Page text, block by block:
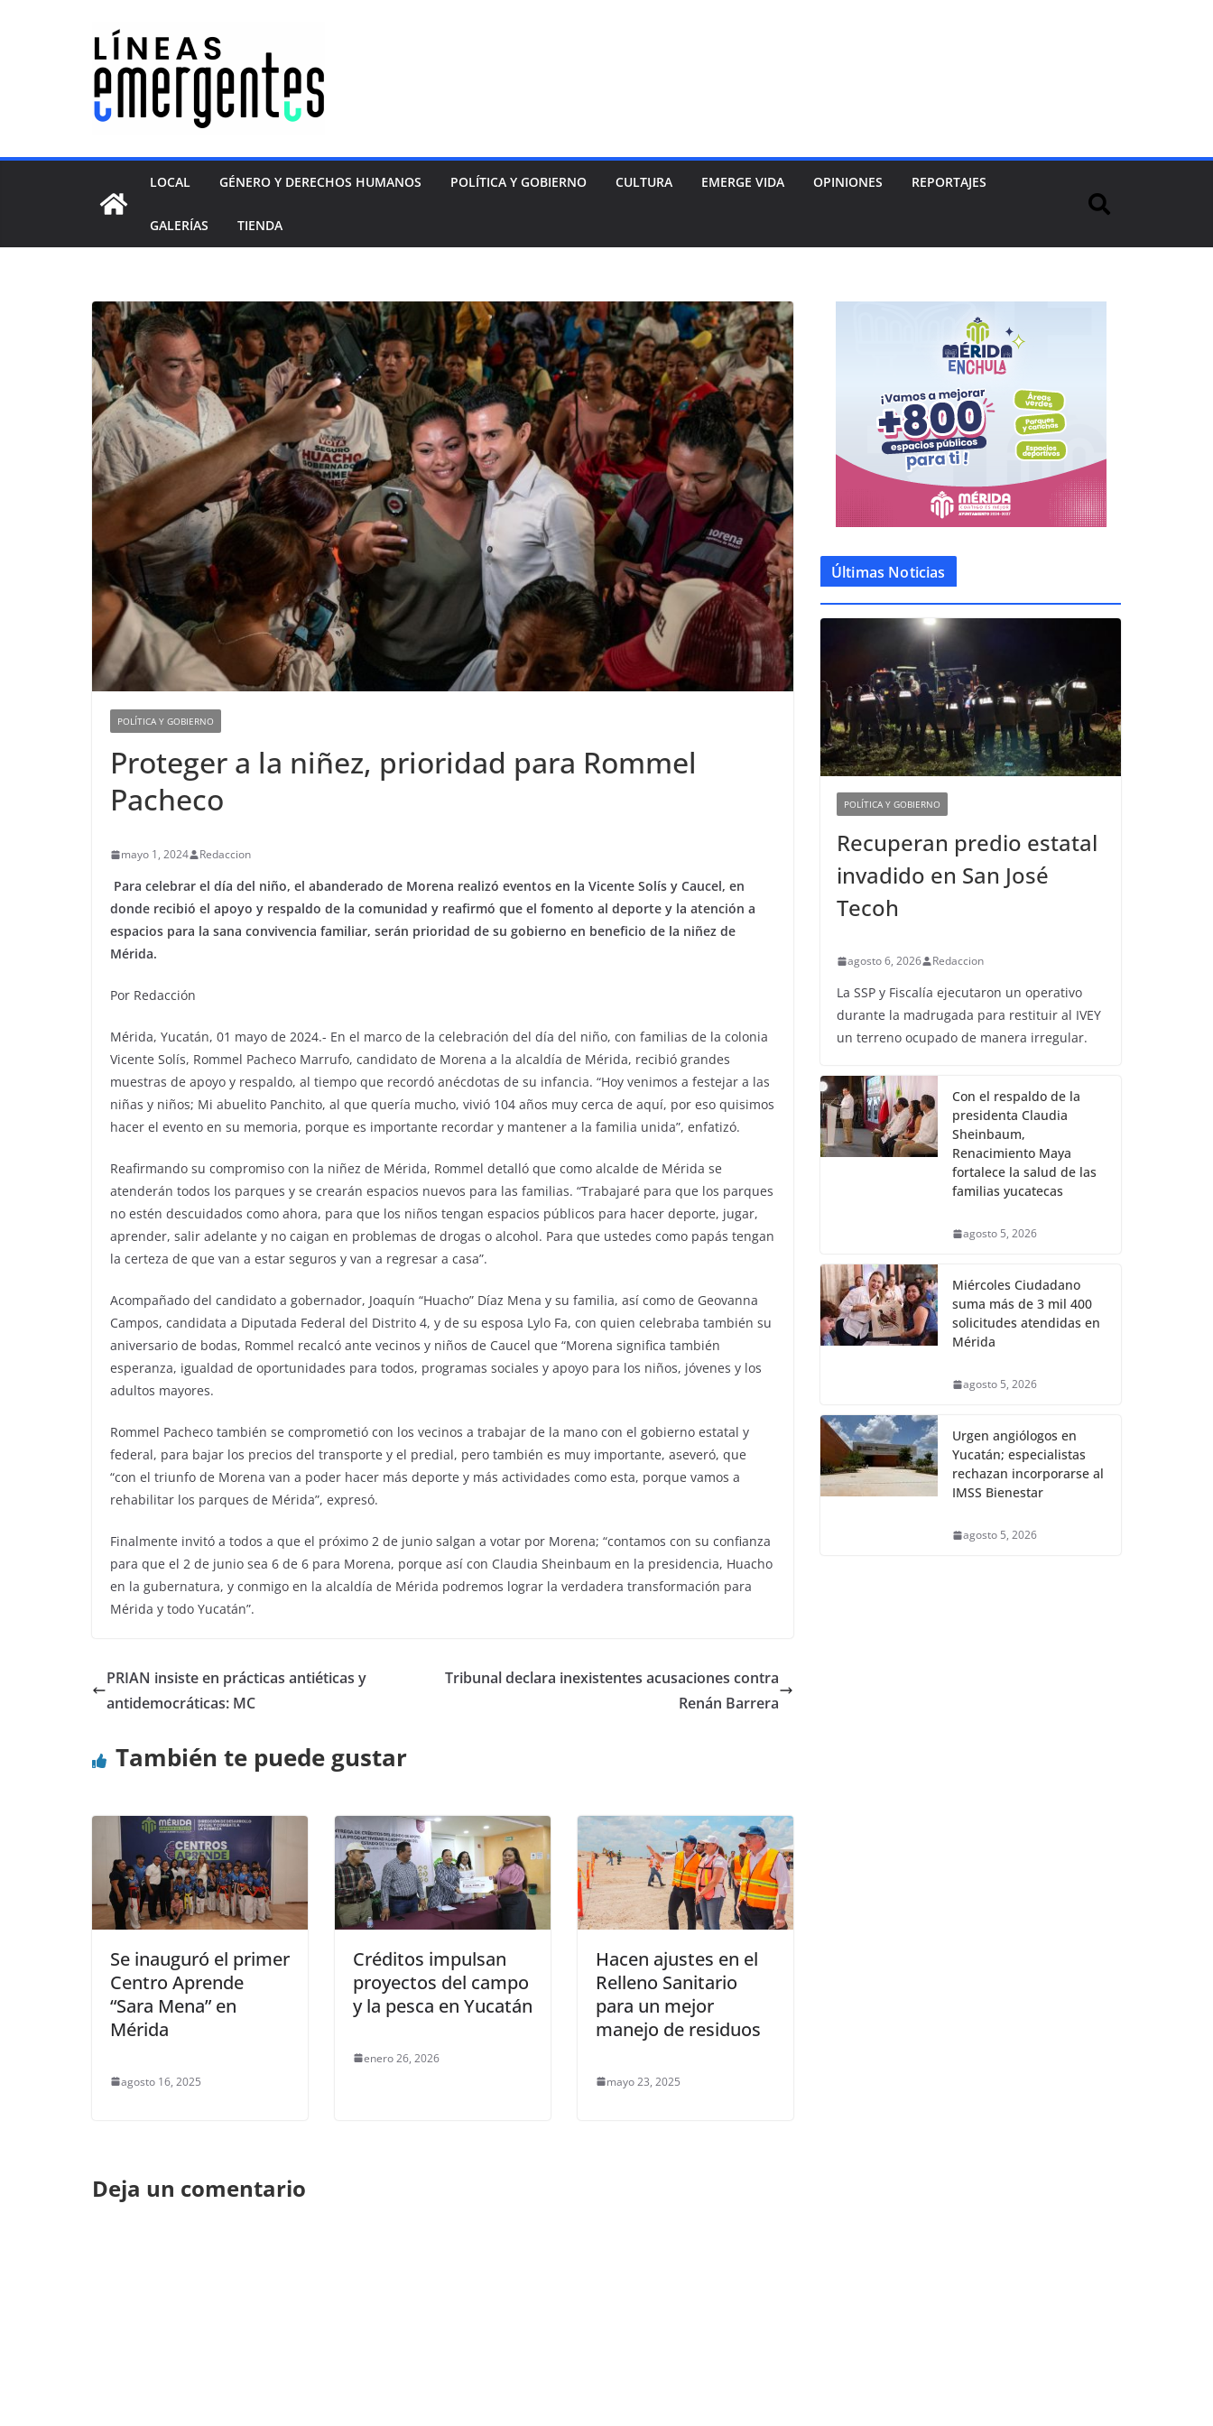
LOCAL GÉNERO Y DERECHOS HUMANOS POLÍTICA Y GOBIERNO CULTURA EMERGE VIDA OPINIONES REPORTAJES
GALERÍAS TIENDA
POLÍTICA Y GOBIERNO
Proteger a la niñez, prioridad para Rommel
Pacheco
mayo 1, 2024 Redaccion
Para celebrar el día del niño, el abanderado de Morena realizó eventos en la Vicente Solís y Caucel, en
donde recibió el apoyo y respaldo de la comunidad y reafirmó que el fomento al deporte y la atención a
espacios para la sana convivencia familiar, serán prioridad de su gobierno en beneficio de la niñez de
Mérida.
Por Redacción
Mérida, Yucatán, 01 mayo de 2024.- En el marco de la celebración del día del niño, con familias de la colonia
Vicente Solís, Rommel Pacheco Marrufo, candidato de Morena a la alcaldía de Mérida, recibió grandes
muestras de apoyo y respaldo, al tiempo que recordó anécdotas de su infancia. “Hoy venimos a festejar a las
niñas y niños; Mi abuelito Panchito, al que quería mucho, vivió 104 años muy cerca de aquí, por eso quisimos
hacer el evento en su memoria, porque es importante recordar y mantener a la familia unida”, enfatizó.
Reafirmando su compromiso con la niñez de Mérida, Rommel detalló que como alcalde de Mérida se
atenderán todos los parques y se crearán espacios nuevos para las familias. “Trabajaré para que los parques
no estén descuidados como ahora, para que los niños tengan espacios públicos para hacer deporte, jugar,
aprender, salir adelante y no caigan en problemas de drogas o alcohol. Para que ustedes como papás tengan
la certeza de que van a estar seguros y van a regresar a casa”.
Acompañado del candidato a gobernador, Joaquín “Huacho” Díaz Mena y su familia, así como de Geovanna
Campos, candidata a Diputada Federal del Distrito 4, y de su esposa Lylo Fa, con quien celebraba también su
aniversario de bodas, Rommel recalcó ante vecinos y niños de Caucel que “Morena significa también
esperanza, igualdad de oportunidades para todos, programas sociales y apoyo para los niños, jóvenes y los
adultos mayores.
Rommel Pacheco también se comprometió con los vecinos a trabajar de la mano con el gobierno estatal y
federal, para bajar los precios del transporte y el predial, pero también es muy importante, aseveró, que
“con el triunfo de Morena van a poder hacer más deporte y más actividades como esta, porque vamos a
rehabilitar los parques de Mérida”, expresó.
Finalmente invitó a todos a que el próximo 2 de junio salgan a votar por Morena; “contamos con su confianza
para que el 2 de junio sea 6 de 6 para Morena, porque así con Claudia Sheinbaum en la presidencia, Huacho
en la gubernatura, y conmigo en la alcaldía de Mérida podremos lograr la verdadera transformación para
Mérida y todo Yucatán”.
PRIAN insiste en prácticas antiéticas y
antidemocráticas: MC
Tribunal declara inexistentes acusaciones contra
Renán Barrera
También te puede gustar
Se inauguró el primer
Centro Aprende
“Sara Mena” en
Mérida
agosto 16, 2025
Créditos impulsan
proyectos del campo
y la pesca en Yucatán
enero 26, 2026
Hacen ajustes en el
Relleno Sanitario
para un mejor
manejo de residuos
mayo 23, 2025
Deja un comentario
Últimas Noticias
POLÍTICA Y GOBIERNO
Recuperan predio estatal
invadido en San José
Tecoh
agosto 6, 2026 Redaccion
La SSP y Fiscalía ejecutaron un operativo
durante la madrugada para restituir al IVEY
un terreno ocupado de manera irregular.
Con el respaldo de la
presidenta Claudia
Sheinbaum,
Renacimiento Maya
fortalece la salud de las
familias yucatecas
agosto 5, 2026
Miércoles Ciudadano
suma más de 3 mil 400
solicitudes atendidas en
Mérida
agosto 5, 2026
Urgen angiólogos en
Yucatán; especialistas
rechazan incorporarse al
IMSS Bienestar
agosto 5, 2026